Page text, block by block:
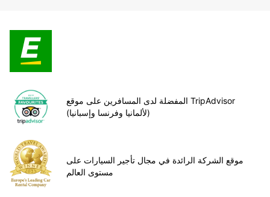
المفضلة لدى المسافرين على موقع TripAdvisor
(لألمانيا وفرنسا وإسبانيا)
موقع الشركة الرائدة في مجال تأجير السيارات على
مستوى العالم